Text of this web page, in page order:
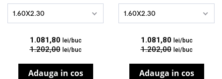
1.60X2.30
1.081,80 lei/buc
1.202,00 lei/buc
Adauga in cos
1.60X2.30
1.081,80 lei/buc
1.202,00 lei/buc
Adauga in cos